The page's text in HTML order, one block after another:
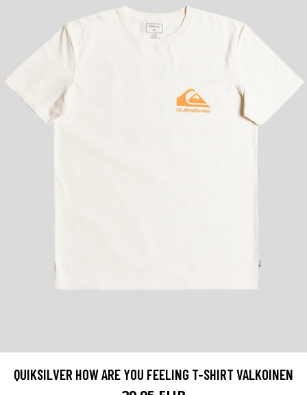
QUIKSILVER HOW ARE YOU FEELING T-SHIRT VALKOINEN